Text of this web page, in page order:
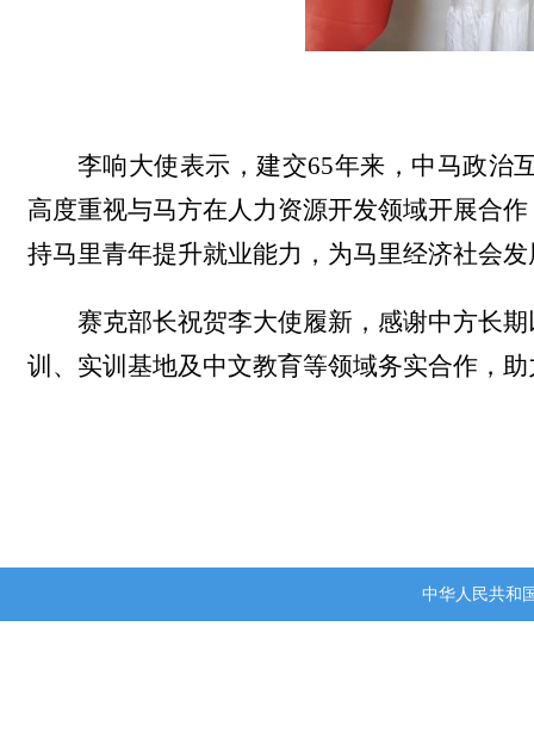
李响大使表示，建交65年来， 中马政治
高度重视与马方在人力资源开发领域开展合
持马里青年提升就业能力，为马里经济社会
赛克部长祝贺李大使履新， 感谢中方长
训、实训基地及中文教育等领域务实合作，
中华人民共和